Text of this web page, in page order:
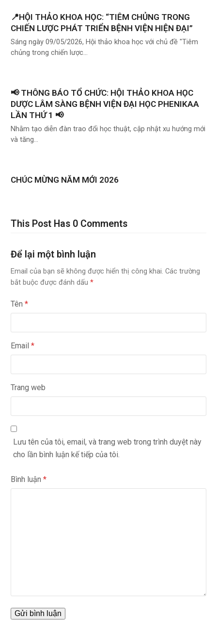
📍HỘI THẢO KHOA HỌC: “TIÊM CHỦNG TRONG
CHIẾN LƯỢC PHÁT TRIỂN BỆNH VIỆN HIỆN ĐẠI”
Sáng ngày 09/05/2026, Hội thảo khoa học với chủ đề "Tiêm
chủng trong chiến lược…
📢 THÔNG BÁO TỔ CHỨC: HỘI THẢO KHOA HỌC
DƯỢC LÂM SÀNG BỆNH VIỆN ĐẠI HỌC PHENIKAA
LẦN THỨ 1 📢
Nhằm tạo diễn đàn trao đổi học thuật, cập nhật xu hướng mới
và tăng…
CHÚC MỪNG NĂM MỚI 2026
This Post Has 0 Comments
Để lại một bình luận
Email của bạn sẽ không được hiển thị công khai. Các trường
bắt buộc được đánh dấu*
Tên*
Email*
Trang web
Lưu tên của tôi, email, và trang web trong trình duyệt này
cho lần bình luận kế tiếp của tôi.
Bình luận*